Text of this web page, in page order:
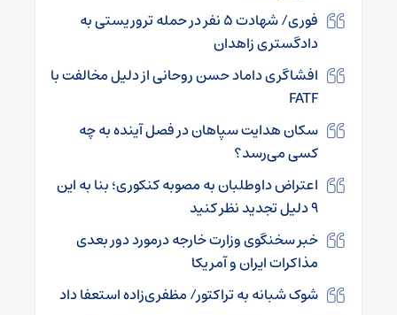
فوری/ شهادت ۵ نفر در حمله تروریستی به
دادگستری زاهدان
افشاگری داماد حسن روحانی از دلیل مخالفت با
FATF
سکان هدایت سپاهان در فصل آینده به چه
کسی می‌رسد؟
اعتراض داوطلبان به مصوبه کنکوری؛ بنا به این
۹ دلیل تجدید نظر کنید
خبر سخنگوی وزارت خارجه درمورد دور بعدی
مذاکرات ایران و آمریکا
شوک شبانه به تراکتور/ مظفری‌زاده استعفا داد